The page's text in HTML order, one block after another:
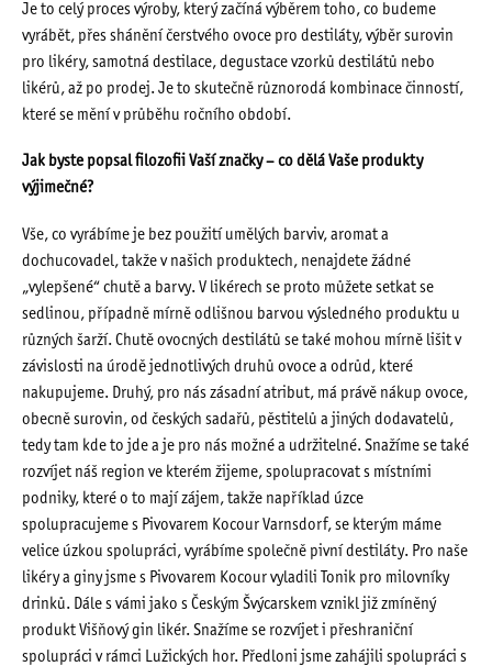
Je to celý proces výroby, který začíná výběrem toho, co budeme
vyrábět, přes shánění čerstvého ovoce pro destiláty, výběr surovin
pro likéry, samotná destilace, degustace vzorků destilátů nebo
likérů, až po prodej. Je to skutečně různorodá kombinace činností,
které se mění v průběhu ročního období.
Jak byste popsal filozofii Vaší značky – co dělá Vaše produkty
výjimečné?
Vše, co vyrábíme je bez použití umělých barviv, aromat a
dochucovadel, takže v našich produktech, nenajdete žádné
„vylepšené“ chutě a barvy. V likérech se proto můžete setkat se
sedlinou, případně mírně odlišnou barvou výsledného produktu u
různých šarží. Chutě ovocných destilátů se také mohou mírně lišit v
závislosti na úrodě jednotlivých druhů ovoce a odrůd, které
nakupujeme. Druhý, pro nás zásadní atribut, má právě nákup ovoce,
obecně surovin, od českých sadařů, pěstitelů a jiných dodavatelů,
tedy tam kde to jde a je pro nás možné a udržitelné. Snažíme se také
rozvíjet náš region ve kterém žijeme, spolupracovat s místními
podniky, které o to mají zájem, takže například úzce
spolupracujeme s Pivovarem Kocour Varnsdorf, se kterým máme
velice úzkou spolupráci, vyrábíme společně pivní destiláty. Pro naše
likéry a giny jsme s Pivovarem Kocour vyladili Tonik pro milovníky
drinků. Dále s vámi jako s Českým Švýcarskem vznikl již zmíněný
produkt Višňový gin likér. Snažíme se rozvíjet i přeshraniční
spolupráci v rámci Lužických hor. Předloni jsme zahájili spolupráci s